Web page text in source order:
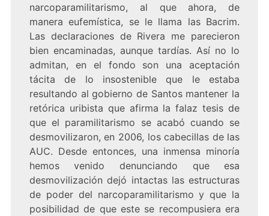
narcoparamilitarismo, al que ahora, de
manera eufemística, se le llama las Bacrim.
Las declaraciones de Rivera me parecieron
bien encaminadas, aunque tardías. Así no lo
admitan, en el fondo son una aceptación
tácita de lo insostenible que le estaba
resultando al gobierno de Santos mantener la
retórica uribista que afirma la falaz tesis de
que el paramilitarismo se acabó cuando se
desmovilizaron, en 2006, los cabecillas de las
AUC. Desde entonces, una inmensa minoría
hemos venido denunciando que esa
desmovilización dejó intactas las estructuras
de poder del narcoparamilitarismo y que la
posibilidad de que este se recompusiera era